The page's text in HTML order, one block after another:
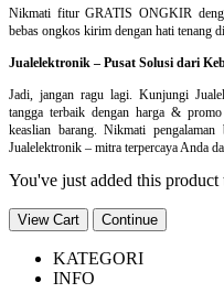
Nikmati fitur GRATIS ONGKIR
bebas ongkos kirim dengan hati tenang
Jualelektronik – Pusat Solusi dari
Jadi, jangan ragu lagi. Kunjungi
tangga terbaik dengan harga &
keaslian barang. Nikmati
Jualelektronik – mitra terpercaya Anda
You've just added this product
View Cart Continue
KATEGORI
INFO